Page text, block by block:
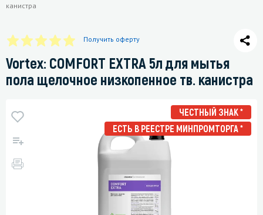
канистра
Получить оферту
Vortex: COMFORT EXTRA 5л для мытья
пола щелочное низкопенное тв. канистра
ЧЕСТНЫЙ ЗНАК *
ЕСТЬ В РЕЕСТРЕ МИНПРОМТОРГА *